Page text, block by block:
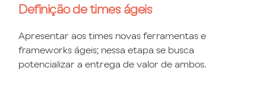
Definição de times ágeis
Apresentar aos times novas ferramentas e
frameworks ágeis; nessa etapa se busca
potencializar a entrega de valor de ambos.